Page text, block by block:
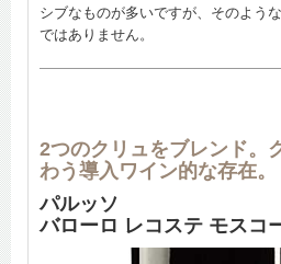
シブなものが多いですが、そのよう
ではありません。
2つのクリュをブレンド。
わう導入ワイン的な存在。
パルッソ
バローロ レコステ モスコ